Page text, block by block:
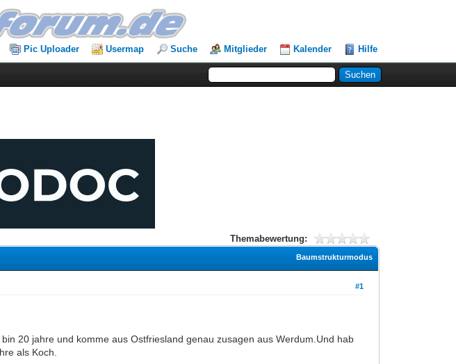
Pic Uploader Usermap Suche Mitglieder Kalender Hilfe
Themabewertung:
Baumstrukturmodus
#1
20 jahre und komme aus Ostfriesland genau zusagen aus Werdum.Und hab
als Koch.